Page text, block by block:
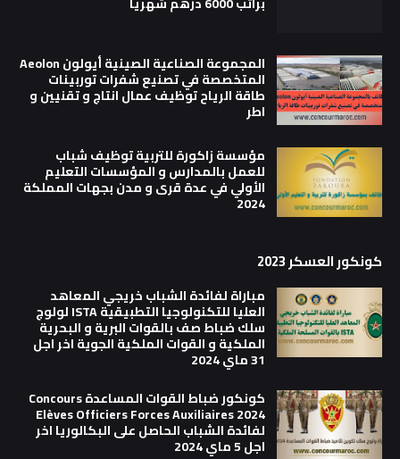
المجموعة الصناعية الصينية أيولون Aeolon
المتخصصة في تصنيع شفرات توربينات
طاقة الرياح توظيف عمال انتاج و تقنيين و
اطر
مؤسسة زاكورة للتربية توظيف شباب
للعمل بالمدارس و المؤسسات التعليم
الأولي في عدة قرى و مدن بجهات المملكة
2024
كونكور العسكر 2023
مباراة لفائدة الشباب خريجي المعاهد
العليا للتكنولوجيا التطبيقية ISTA لولوج
سلك ضباط صف بالقوات البرية و البحرية
الملكية و القوات الملكية الجوية اخر اجل
31 ماي 2024
كونكور ضباط القوات المساعدة Concours
Elèves Officiers Forces Auxiliaires 2024
لفائدة الشباب الحاصل على البكالوريا اخر
اجل 5 ماي 2024